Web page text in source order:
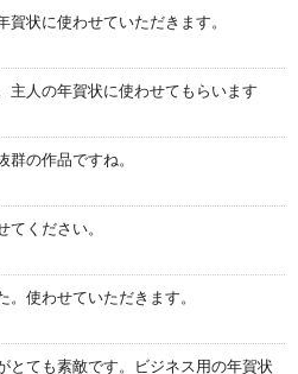
状に使わせていただきます。
主人の年賀状に使わせてもらいます
の作品ですね。
ください。
使わせていただきます。
とても素敵です。ビジネス用の年賀状